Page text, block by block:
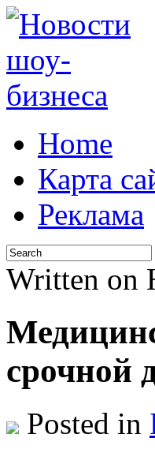
Home
Карта
Реклама
Written on
срочной
Posted in